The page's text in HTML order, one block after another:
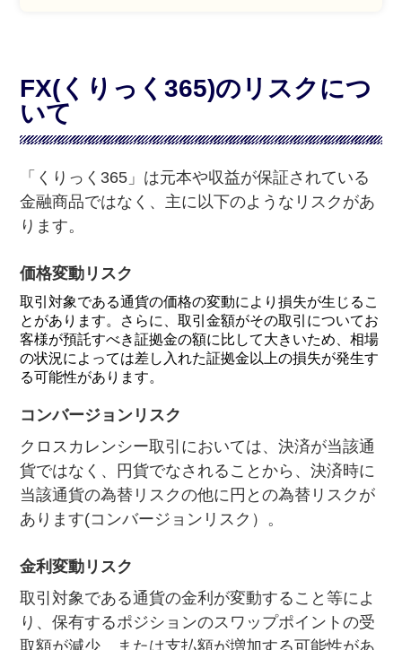
FX(くりっく365)のリスクにつ
いて
「くりっく365」は元本や収益が保証されている
金融商品ではなく、主に以下のようなリスクがあ
ります。
価格変動リスク
取引対象である通貨の価格の変動により損失が生じるこ
とがあります。さらに、取引金額がその取引についてお
客様が預託すべき証拠金の額に比して大きいため、相場
の状況によっては差し入れた証拠金以上の損失が発生す
る可能性があります。
コンバージョンリスク
クロスカレンシー取引においては、決済が当該通
貨ではなく、円貨でなされることから、決済時に
当該通貨の為替リスクの他に円との為替リスクが
あります(コンバージョンリスク）。
金利変動リスク
取引対象である通貨の金利が変動すること等によ
り、保有するポジションのスワップポイントの受
取額が減少、または支払額が増加する可能性があ